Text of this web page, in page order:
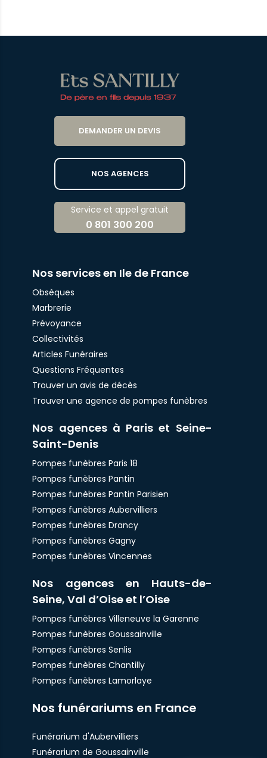
DEMANDER UN DEVIS
NOS AGENCES
Service et appel gratuit
0 801 300 200
Nos services en Ile de France
Obsèques
Marbrerie
Prévoyance
Collectivités
Articles Funéraires
Questions Fréquentes
Trouver un avis de décès
Trouver une agence de pompes funèbres
Nos agences à Paris et Seine-
Saint-Denis
Pompes funèbres Paris 18
Pompes funèbres Pantin
Pompes funèbres Pantin Parisien
Pompes funèbres Aubervilliers
Pompes funèbres Drancy
Pompes funèbres Gagny
Pompes funèbres Vincennes
Nos agences en Hauts-de-
Seine, Val d’Oise et l’Oise
Pompes funèbres Villeneuve la Garenne
Pompes funèbres Goussainville
Pompes funèbres Senlis
Pompes funèbres Chantilly
Pompes funèbres Lamorlaye
Nos funérariums en France
Funérarium d'Aubervilliers
Funérarium de Goussainville